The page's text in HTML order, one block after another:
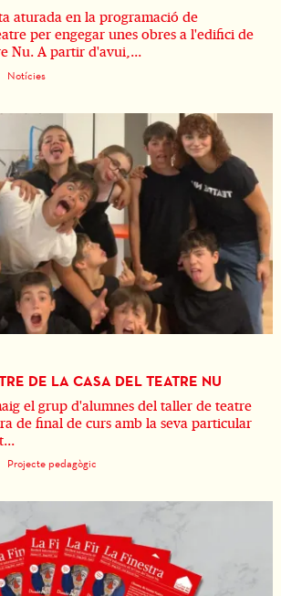
aturada en la programació de
per engegar unes obres a l'edifici de
Nu. A partir d'avui,...
Notícies
DE LA CASA DEL TEATRE NU
el grup d'alumnes del taller de teatre
de final de curs amb la seva particular
Projecte pedagògic